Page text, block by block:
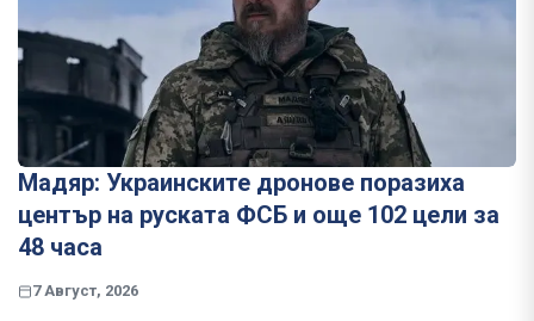
Мадяр: Украинските дронове поразиха
център на руската ФСБ и още 102 цели за
48 часа
7 Август, 2026